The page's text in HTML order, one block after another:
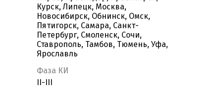
Курск, Липецк, Москва,
Новосибирск, Обнинск, Омск,
Пятигорск, Самара, Санкт-
Петербург, Смоленск, Сочи,
Ставрополь, Тамбов, Тюмень, Уфа,
Ярославль
Фаза КИ
II-III